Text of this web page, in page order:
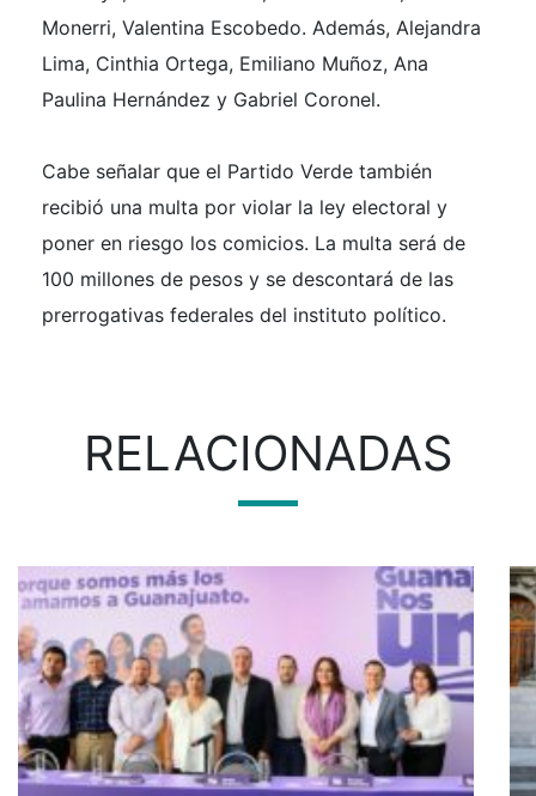
Monerri, Valentina Escobedo. Además, Alejandra
Lima, Cinthia Ortega, Emiliano Muñoz, Ana
Paulina Hernández y Gabriel Coronel.
Cabe señalar que el Partido Verde también
recibió una multa por violar la ley electoral y
poner en riesgo los comicios. La multa será de
100 millones de pesos y se descontará de las
prerrogativas federales del instituto político.
RELACIONADAS